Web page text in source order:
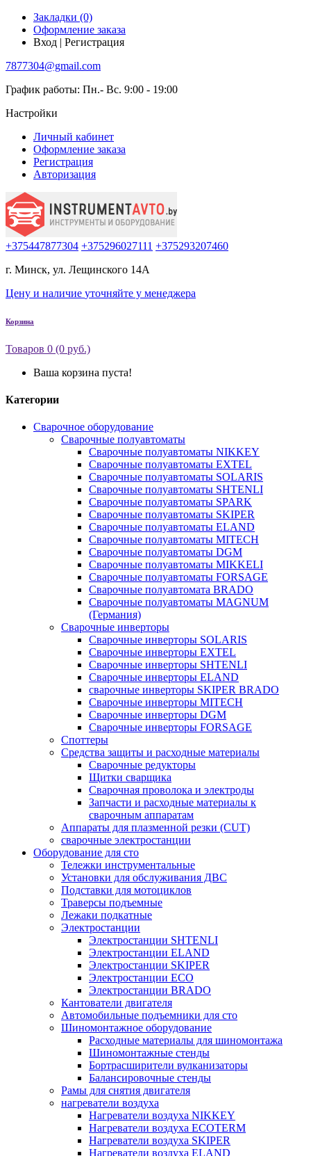
Закладки (0)
Оформление заказа
Вход | Регистрация
7877304@gmail.com
График работы: Пн.- Вс. 9:00 - 19:00
Настройки
Личный кабинет
Оформление заказа
Регистрация
Авторизация
+375447877304 +375296027111 +375293207460
г. Минск, ул. Лещинского 14А
Цену и наличие уточняйте у менеджера
Корзина
Товаров 0 (0 руб.)
Ваша корзина пуста!
Категории
Сварочное оборудование
Сварочные полуавтоматы
Сварочные полуавтоматы NIKKEY
Сварочные полуавтоматы EXTEL
Сварочные полуавтоматы SOLARIS
Сварочные полуавтоматы SHTENLI
Сварочные полуавтоматы SPARK
Сварочные полуавтоматы SKIPER
Сварочные полуавтоматы ELAND
Сварочные полуавтоматы MITECH
Сварочные полуавтоматы DGM
Сварочные полуавтоматы MIKKELI
Сварочные полуавтоматы FORSAGE
Сварочные полуавтомата BRADO
Сварочные полуавтоматы MAGNUM
(Германия)
Сварочные инверторы
Сварочные инверторы SOLARIS
Сварочные инверторы EXTEL
Сварочные инверторы SHTENLI
Cварочные инверторы ELAND
сварочные инверторы SKIPER BRADO
Сварочные инверторы MITECH
Сварочные инверторы DGM
Сварочные инверторы FORSAGE
Споттеры
Средства защиты и расходные материалы
Сварочные редукторы
Щитки сварщика
Сварочная проволока и электроды
Запчасти и расходные материалы к
сварочным аппаратам
Аппараты для плазменной резки (CUT)
сварочные электростанции
Оборудование для сто
Тележки инструментальные
Установки для обслуживания ДВС
Подставки для мотоциклов
Траверсы подъемные
Лежаки подкатные
Электростанции
Электростанции SHTENLI
Электростанции ELAND
Электростанции SKIPER
Электростанции ECO
Электростанции BRADO
Кантователи двигателя
Автомобильные подъемники для сто
Шиномонтажное оборудование
Расходные материалы для шиномонтажа
Шиномонтажные стенды
Бортрасширители вулканизаторы
Балансировочные стенды
Рамы для снятия двигателя
нагреватели воздуха
Нагреватели воздуха NIKKEY
Нагреватели воздуха ECOTERM
Нагреватели воздуха SKIPER
Нагреватели воздуха ELAND